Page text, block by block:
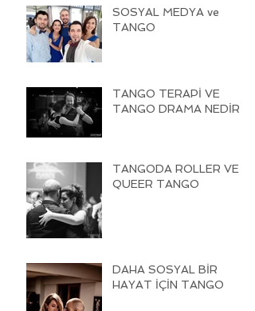
SOSYAL MEDYA ve
TANGO
TANGO TERAPİ VE
TANGO DRAMA NEDİR
TANGODA ROLLER VE
QUEER TANGO
DAHA SOSYAL BİR
HAYAT İÇİN TANGO